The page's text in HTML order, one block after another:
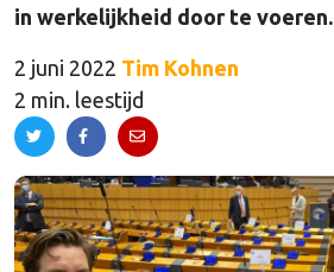
in werkelijkheid door te voeren.
2 juni 2022 Tim Kohnen
2 min. leestijd